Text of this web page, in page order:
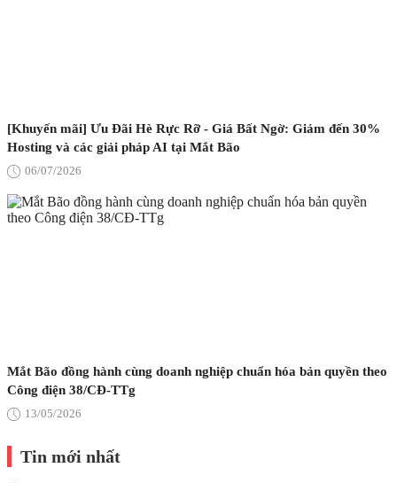
[Khuyến mãi] Ưu Đãi Hè Rực Rỡ - Giá Bất Ngờ: Giảm đến 30%
Hosting và các giải pháp AI tại Mắt Bão
06/07/2026
Mắt Bão đồng hành cùng doanh nghiệp chuẩn hóa bản quyền theo
Công điện 38/CĐ-TTg
13/05/2026
Tin mới nhất